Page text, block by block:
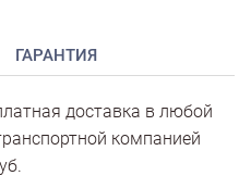
ГАРАНТИЯ
доставка в любой
компанией